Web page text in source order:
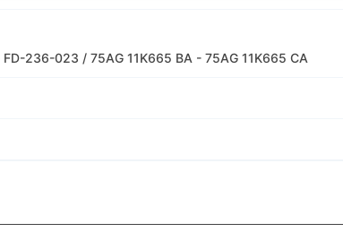
236-023 / 75AG 11K665 BA - 75AG 11K665 CA